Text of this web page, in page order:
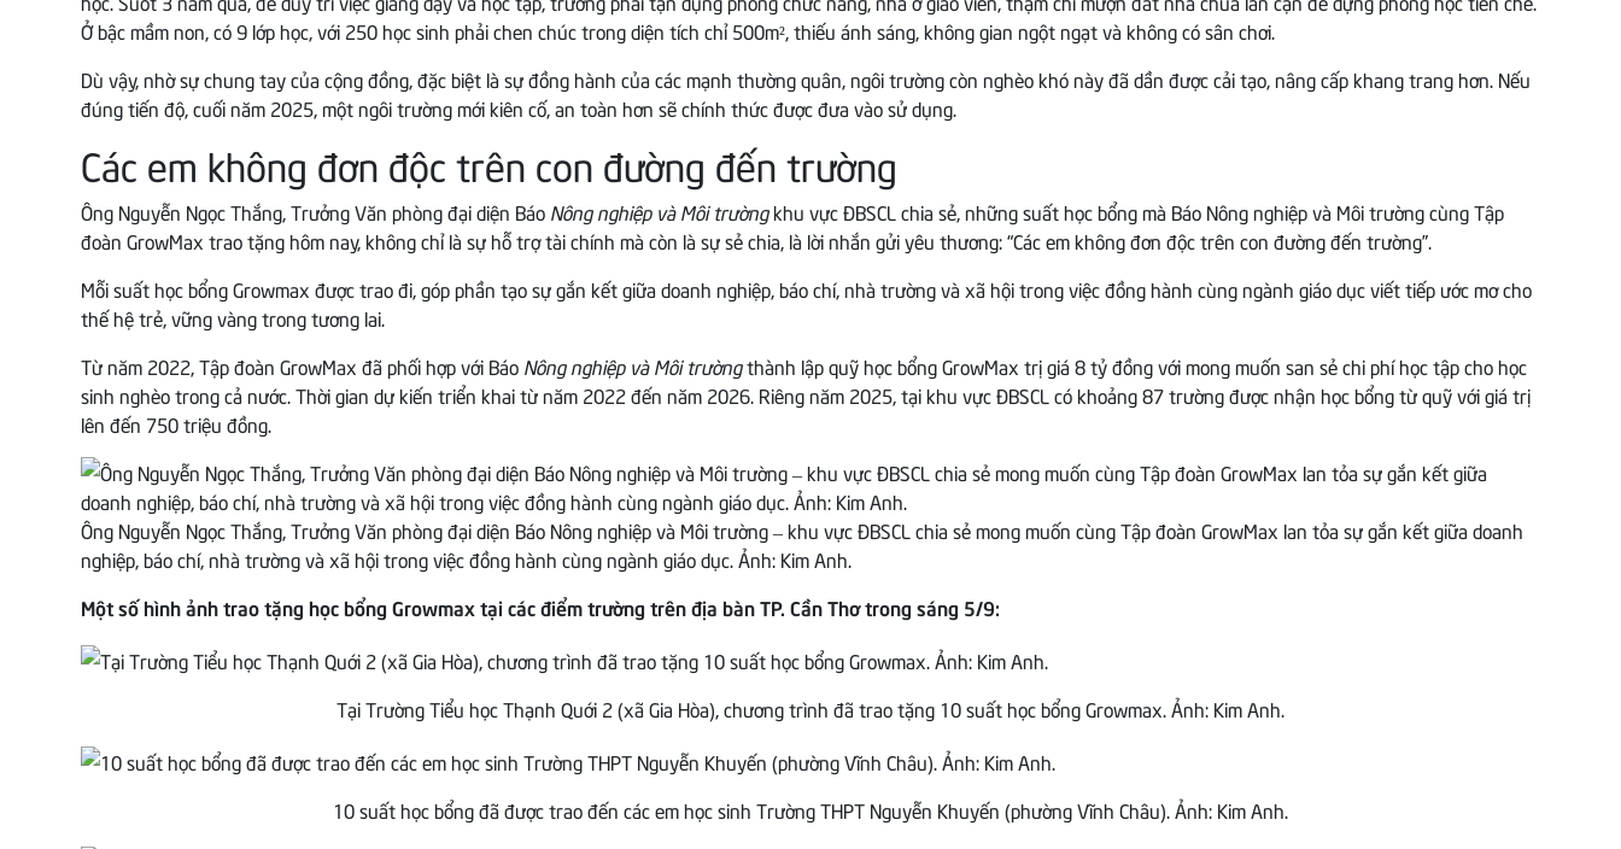
Ở bậc mầm non, có 9 lớp học, với 250 học sinh phải chen chúc trong diện tích chỉ 500m², thiếu ánh sáng, không gian ngột ngạt và không có sân chơi.
Dù vậy, nhờ sự chung tay của cộng đồng, đặc biệt là sự đồng hành của các mạnh thường quân, ngôi trường còn nghèo khó này đã dần được cải tạo, nâng cấp khang trang hơn. Nếu
đúng tiến độ, cuối năm 2025, một ngôi trường mới kiên cố, an toàn hơn sẽ chính thức được đưa vào sử dụng.
Các em không đơn độc trên con đường đến trường
Ông Nguyễn Ngọc Thắng, Trưởng Văn phòng đại diện Báo Nông nghiệp và Môi trườngkhu vực ĐBSCL chia sẻ, những suất học bổng mà Báo Nông nghiệp và Môi trường cùng Tập
đoàn GrowMax trao tặng hôm nay, không chỉ là sự hỗ trợ tài chính mà còn là sự sẻ chia, là lời nhắn gửi yêu thương: “Các em không đơn độc trên con đường đến trường”.
Mỗi suất học bổng Growmax được trao đi, góp phần tạo sự gắn kết giữa doanh nghiệp, báo chí, nhà trường và xã hội trong việc đồng hành cùng ngành giáo dục viết tiếp ước mơ cho
thế hệ trẻ, vững vàng trong tương lai.
Từ năm 2022, Tập đoàn GrowMax đã phối hợp với Báo Nông nghiệp và Môi trườngthành lập quỹ học bổng GrowMax trị giá 8 tỷ đồng với mong muốn san sẻ chi phí học tập cho học
sinh nghèo trong cả nước. Thời gian dự kiến triển khai từ năm 2022 đến năm 2026. Riêng năm 2025, tại khu vực ĐBSCL có khoảng 87 trường được nhận học bổng từ quỹ với giá trị
lên đến 750 triệu đồng.
Ông Nguyễn Ngọc Thắng, Trưởng Văn phòng đại diện Báo Nông nghiệp và Môi trường – khu vực ĐBSCL chia sẻ mong muốn cùng Tập đoàn GrowMax lan tỏa sự gắn kết giữa doanh
nghiệp, báo chí, nhà trường và xã hội trong việc đồng hành cùng ngành giáo dục. Ảnh: Kim Anh.
Một số hình ảnh trao tặng học bổng Growmax tại các điểm trường trên địa bàn TP. Cần Thơ trong sáng 5/9:
Tại Trường Tiểu học Thạnh Quới 2 (xã Gia Hòa), chương trình đã trao tặng 10 suất học bổng Growmax. Ảnh: Kim Anh.
10 suất học bổng đã được trao đến các em học sinh Trường THPT Nguyễn Khuyến (phường Vĩnh Châu). Ảnh: Kim Anh.